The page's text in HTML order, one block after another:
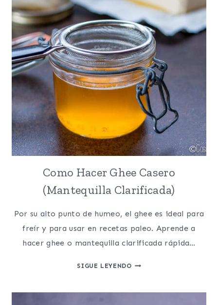
Como Hacer Ghee Casero
(Mantequilla Clarificada)
Por su alto punto de humeo, el ghee es ideal para
freír y para usar en recetas paleo. Aprende a
hacer ghee o mantequilla clarificada rápida…
SIGUE LEYENDOCOMO